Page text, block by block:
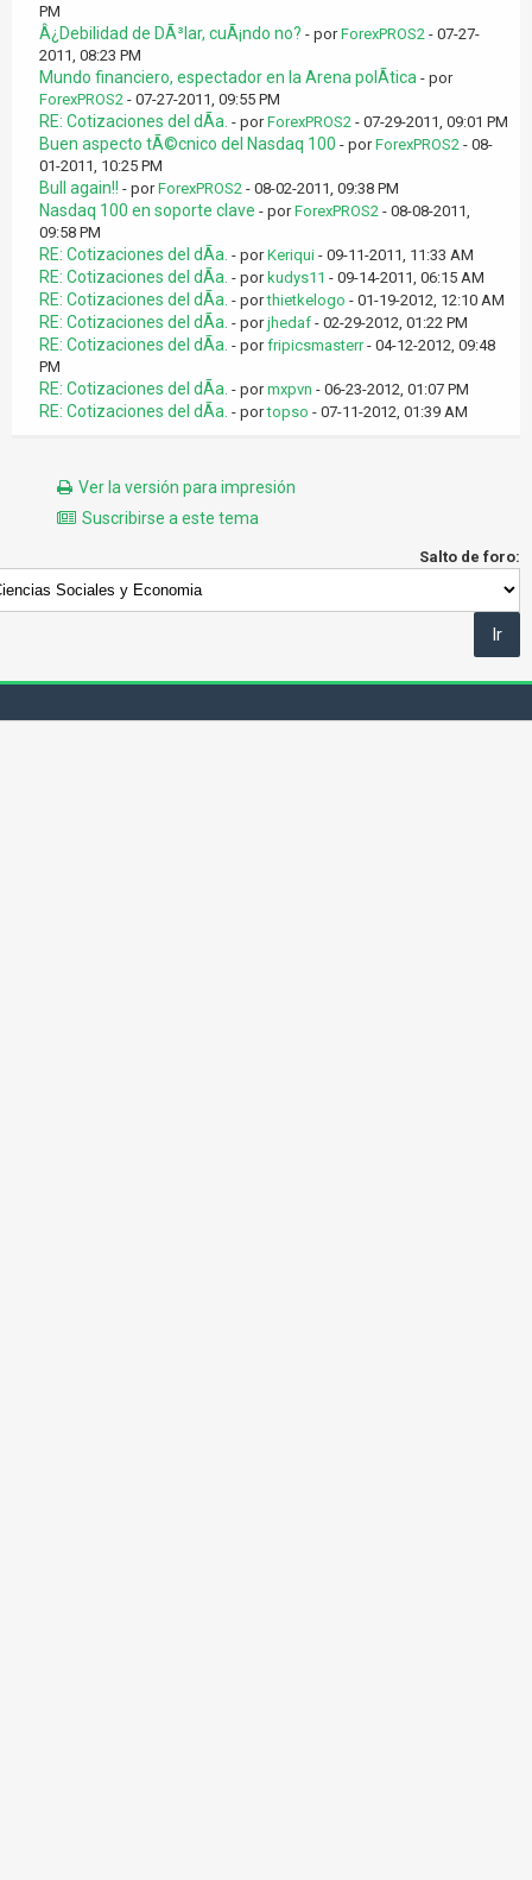
PM
Â¿Debilidad de DÃ³lar, cuÃ¡ndo no? - porForexPROS2 - 07-27-
2011, 08:23 PM
Mundo financiero, espectador en la Arena polÃ­tica - por
ForexPROS2 - 07-27-2011, 09:55 PM
RE: Cotizaciones del dÃ­a. - porForexPROS2 - 07-29-2011, 09:01 PM
Buen aspecto tÃ©cnico del Nasdaq 100 - porForexPROS2 - 08-
01-2011, 10:25 PM
Bull again!! - porForexPROS2 - 08-02-2011, 09:38 PM
Nasdaq 100 en soporte clave - porForexPROS2 - 08-08-2011,
09:58 PM
RE: Cotizaciones del dÃ­a. - porKeriqui - 09-11-2011, 11:33 AM
RE: Cotizaciones del dÃ­a. - por kudys11 - 09-14-2011, 06:15 AM
RE: Cotizaciones del dÃ­a. - porthietkelogo - 01-19-2012, 12:10 AM
RE: Cotizaciones del dÃ­a. - porjhedaf - 02-29-2012, 01:22 PM
RE: Cotizaciones del dÃ­a. - porfripicsmasterr- 04-12-2012, 09:48
PM
RE: Cotizaciones del dÃ­a. - pormxpvn - 06-23-2012, 01:07 PM
RE: Cotizaciones del dÃ­a. - portopso - 07-11-2012, 01:39 AM
Ver la versión para impresión
Suscribirse a este tema
Salto de foro: